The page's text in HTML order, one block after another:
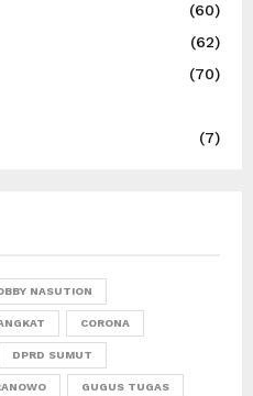
(60)
(62)
(70)
(7)
NASUTION
CORONA
DPRD SUMUT
GUGUS TUGAS